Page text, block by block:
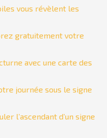
vous révèlent les
gratuitement votre
avec une carte des
journée sous le signe
l’ascendant d’un signe